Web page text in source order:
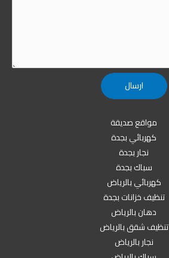
مواقع صديقة
كهربائي بجدة
نجار بجدة
سباك بجدة
كهربائي بالرياض
تنظيف خزانات بجدة
دهان بالرياض
تنظيف شقق بالرياض
نجار بالرياض